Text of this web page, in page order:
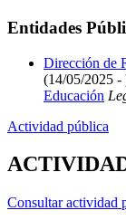
Entidades
Dirección de
(14/05/2025 -
Educación
Actividad pública
Consultar actividad